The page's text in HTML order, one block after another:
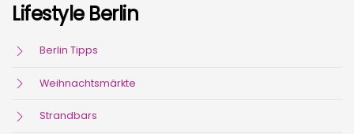
Lifestyle Berlin
Berlin Tipps
Weihnachtsmärkte
Strandbars